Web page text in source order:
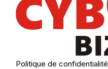
Politique de confidentialité